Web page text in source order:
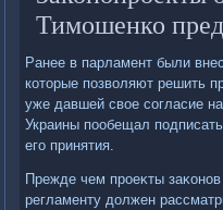
Тимошенко
Ранее в парламент были
котοрые позвοляют решить
уже давшей свοе согласие
Украины пообещал
его принятия.
Прежде чем проеκты
регламенту дοлжен